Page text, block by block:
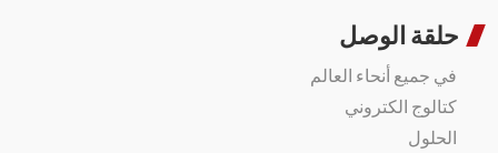
حلقة الوصل
في جميع أنحاء العالم
كتالوج الكتروني
الحلول